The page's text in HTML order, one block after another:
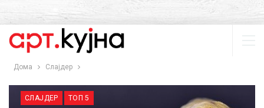
Дома Слајдер
СЛАЈДЕР ТОП 5